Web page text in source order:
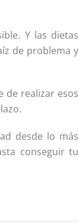
Y las dietas
de problema y
de realizar esos
desde lo más
conseguir tu